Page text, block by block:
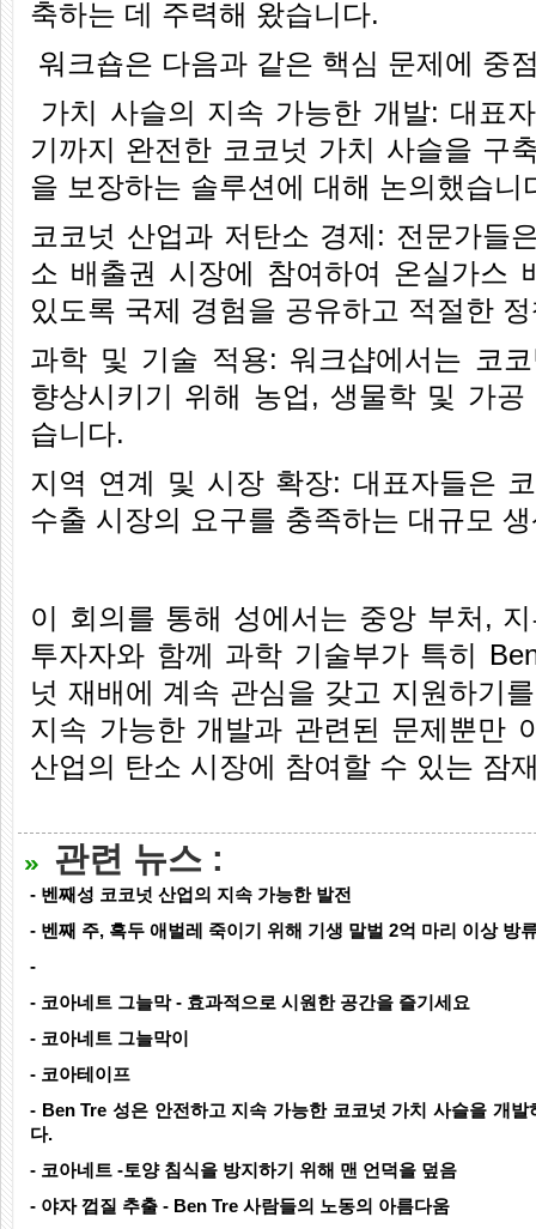
축하는 데 주력해 왔습니다.
워크숍은 다음과 같은 핵심 문제에 중
가치 사슬의 지속 가능한 개발: 대표
기까지 완전한 코코넛 가치 사슬을 구
을 보장하는 솔루션에 대해 논의했습니
코코넛 산업과 저탄소 경제: 전문가들
소 배출권 시장에 참여하여 온실가스
있도록 국제 경험을 공유하고 적절한
과학 및 기술 적용: 워크샵에서는 코
향상시키기 위해 농업, 생물학 및 가
습니다.
지역 연계 및 시장 확장: 대표자들은
수출 시장의 요구를 충족하는 대규모
이 회의를 통해 성에서는 중앙 부처,
투자자와 함께 과학 기술부가 특히
넛 재배에 계속 관심을 갖고 지원하기
지속 가능한 개발과 관련된 문제뿐만
산업의 탄소 시장에 참여할 수 있는 잠
관련 뉴스 :
- 벤째성 코코넛 산업의 지속 가능한 발전
- 벤째 주, 흑두 애벌레 죽이기 위해 기생 말벌 2억 마리 이상 방
-
- 코아네트 그늘막 - 효과적으로 시원한 공간을 즐기세요
- 코아네트 그늘막이
- 코아테이프
- Ben Tre 성은 안전하고 지속 가능한 코코넛 가치 사슬을 개
다.
- 코아네트 -토양 침식을 방지하기 위해 맨 언덕을 덮음
- 야자 껍질 추출 - Ben Tre 사람들의 노동의 아름다움